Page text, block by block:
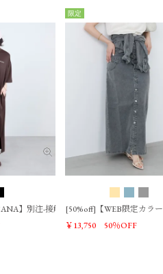
】別注-接触冷感 サイドスリットワンピ
限定
[50%off]【WEB限定カラ
￥13,750
50％OFF